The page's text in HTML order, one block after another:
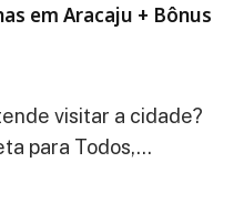
em Aracaju + Bônus
visitar a cidade?
para Todos,…